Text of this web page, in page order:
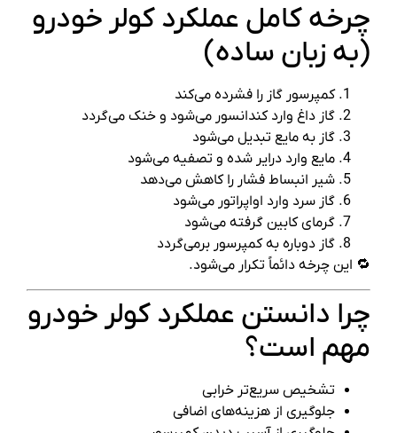
چرخه کامل عملکرد کولر خودرو
(به زبان ساده)
کمپرسور گاز را فشرده می‌کند
گاز داغ وارد کندانسور می‌شود و خنک می‌گردد
گاز به مایع تبدیل می‌شود
مایع وارد درایر شده و تصفیه می‌شود
شیر انبساط فشار را کاهش می‌دهد
گاز سرد وارد اواپراتور می‌شود
گرمای کابین گرفته می‌شود
گاز دوباره به کمپرسور برمی‌گردد
🔁 این چرخه دائماً تکرار می‌شود.
چرا دانستن عملکرد کولر خودرو
مهم است؟
تشخیص سریع‌تر خرابی
جلوگیری از هزینه‌های اضافی